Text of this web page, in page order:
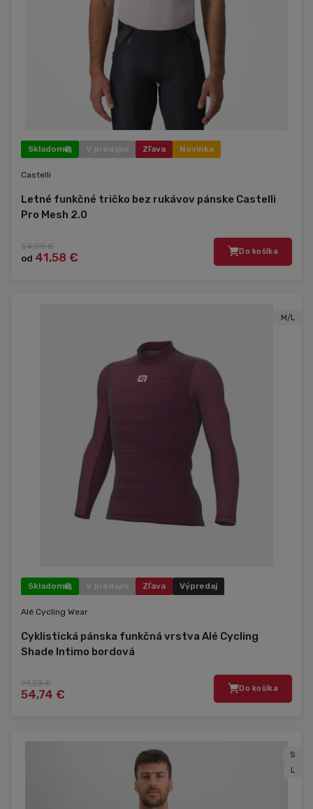
Skladom V predajni Zľava Novinka
Castelli
Letné funkčné tričko bez rukávov pánske Castelli
Pro Mesh 2.0
54,00 €
od 41,58 € Do košíka
M/L
Skladom V predajni Zľava Výpredaj
Alé Cycling Wear
Cyklistická pánska funkčná vrstva Alé Cycling
Shade Intimo bordová
91,23 €
54,74 € Do košíka
S
L